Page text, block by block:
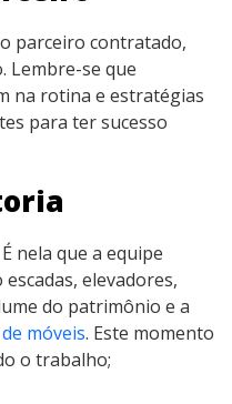
parceiro contratado,
Lembre-se que
na rotina e estratégias
para ter sucesso
nela que a equipe
elevadores,
do patrimônio e a
móveis. Este momento
o trabalho;